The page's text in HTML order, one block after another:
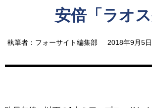
安倍「ラオス
執筆者：フォーサイト編集部 2018年9月5日